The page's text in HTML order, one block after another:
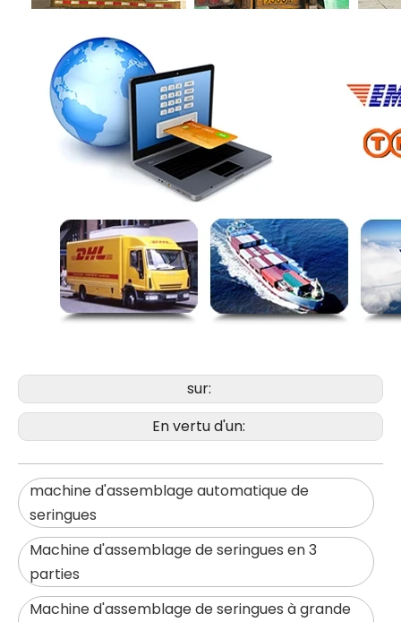
sur:
En vertu d'un:
machine d'assemblage automatique de
seringues
Machine d'assemblage de seringues en 3
parties
Machine d'assemblage de seringues à grande